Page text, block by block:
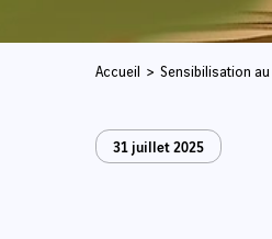
Accueil Sensibilisation
31 juillet 2025